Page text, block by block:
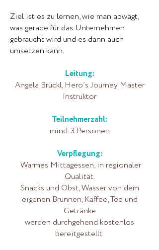
Ziel ist es zu lernen, wie man abwägt,
was gerade für das Unternehmen
gebraucht wird und es dann auch
umsetzen kann.
Leitung:
Angela Brückl, Hero´s Journey Master
Instruktor
Teilnehmerzahl:
mind. 3 Personen
Verpflegung:
Warmes Mittagessen, in regionaler
Qualität.
Snacks und Obst, Wasser von dem
eigenen Brunnen, Kaffee, Tee und
Getränke
werden durchgehend kostenlos
bereitgestellt.